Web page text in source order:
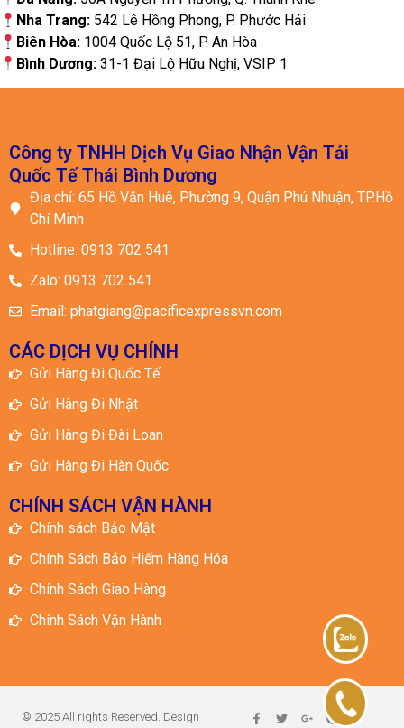
Nha Trang: 542 Lê Hồng Phong, P. Phước Hải
Biên Hòa: 1004 Quốc Lộ 51, P. An Hòa
Bình Dương: 31-1 Đại Lộ Hữu Nghị, VSIP 1
Công ty TNHH Dịch Vụ Giao Nhận Vận Tải
Quốc Tế Thái Bình Dương
Địa chỉ: 65 Hồ Văn Huê, Phường 9, Quận Phú Nhuận, TP.Hồ
Chí Minh
Hotline: 0913 702 541
Zalo: 0913 702 541
Email: phatgiang@pacificexpressvn.com
CÁC DỊCH VỤ CHÍNH
Gửi Hàng Đi Quốc Tế
Gửi Hàng Đi Nhật
Gửi Hàng Đi Đài Loan
Gửi Hàng Đi Hàn Quốc
CHÍNH SÁCH VẬN HÀNH
Chính sách Bảo Mật
Chính Sách Bảo Hiểm Hàng Hóa
Chính Sách Giao Hàng
Chính Sách Vận Hành
© 2025 All rights Reserved. Design